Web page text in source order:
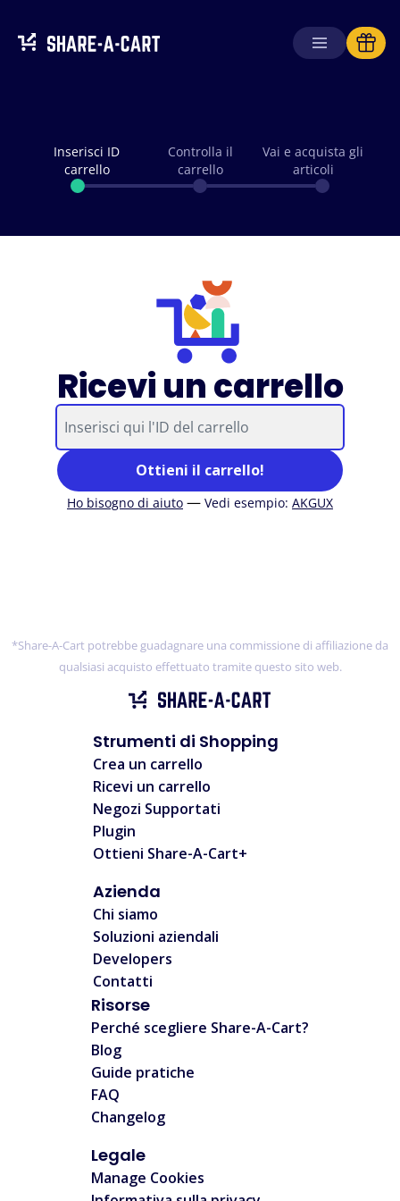
Inserisci ID
carrello
Controlla il
carrello
Vai e acquista gli
articoli
Ricevi un carrello
Ottieni il carrello!
Ho bisogno di aiuto — Vedi esempio: AKGUX
*Share-A-Cart potrebbe guadagnare una commissione di affiliazione da
qualsiasi acquisto effettuato tramite questo sito web.
Strumenti di Shopping
Crea un carrello
Ricevi un carrello
Negozi Supportati
Plugin
Ottieni Share-A-Cart+
Azienda
Chi siamo
Soluzioni aziendali
Developers
Contatti
Risorse
Perché scegliere Share-A-Cart?
Blog
Guide pratiche
FAQ
Changelog
Legale
Manage Cookies